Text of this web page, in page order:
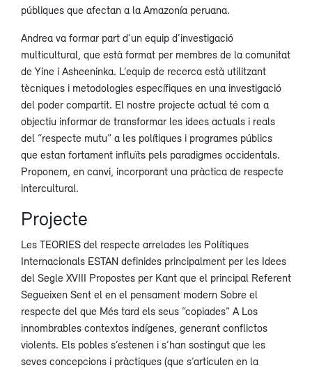
públiques que afectan a la Amazonía peruana.
Andrea va formar part d’un equip d’investigació
multicultural, que està format per membres de la comunitat
de Yine i Asheeninka. L’equip de recerca està utilitzant
tècniques i metodologies específiques en una investigació
del poder compartit. El nostre projecte actual té com a
objectiu informar de transformar les idees actuals i reals
del “respecte mutu” a les polítiques i programes públics
que estan fortament influïts pels paradigmes occidentals.
Proponem, en canvi, incorporant una pràctica de respecte
intercultural.
Projecte
Les TEORIES del respecte arrelades les Polítiques
Internacionals ESTAN definides principalment per les Idees
del Segle XVIII Propostes per Kant que el principal Referent
Segueixen Sent el en el pensament modern Sobre el
respecte del que Més tard els seus “copiades” A Los
innombrables contextos indígenes, generant conflictos
violents. Els pobles s’estenen i s’han sostingut que les
seves concepcions i pràctiques (que s’articulen en la